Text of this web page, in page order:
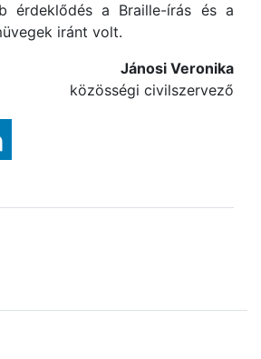
érdeklődés a Braille-írás és a
iránt volt.
Jánosi Veronika
közösségi civilszervező